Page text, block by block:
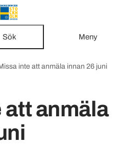
Sök Meny
inte att anmäla innan 26 juni
att anmäla